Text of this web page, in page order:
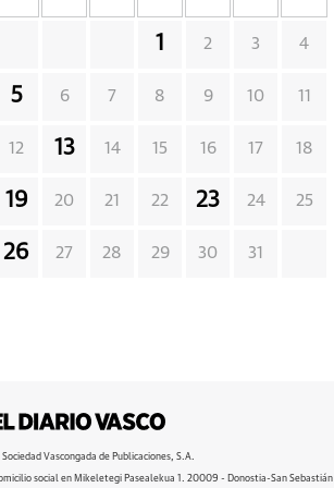
1 2 3 4
5 6 7 8 9 10 11
12 13 14 15 16 17 18
19 20 21 22 23 24 25
26 27 28 29 30 31
Vascongada de Publicaciones, S.A.
social en Mikeletegi Pasealekua 1. 20009 - Donostia-San Sebastián